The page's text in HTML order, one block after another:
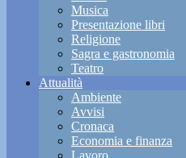
Musica
Presentazione libri
Religione
Sagra e gastronomia
Teatro
Attualità
Ambiente
Avvisi
Cronaca
Economia e finanza
Lavoro